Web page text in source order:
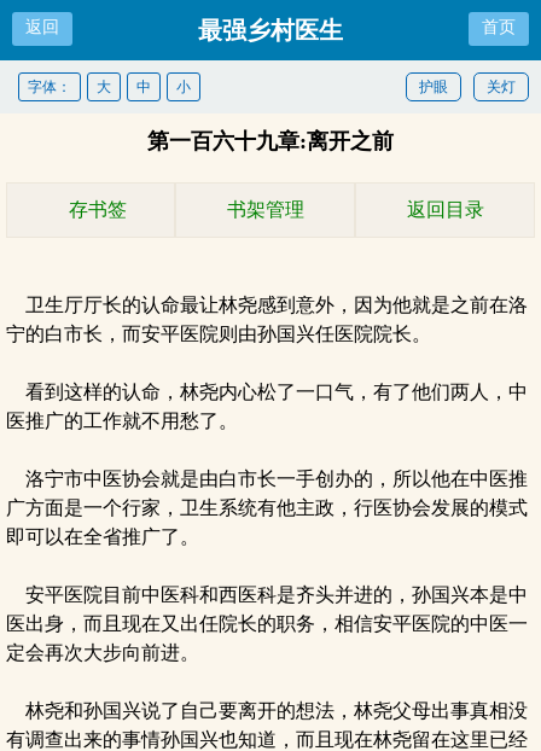
返回 最强乡村医生 首页
关灯
护眼
字体： 大 中 小
第一百六十九章:离开之前
存书签 书架管理 返回目录
卫生厅厅长的认命最让林尧感到意外，因为他就是之前在洛
宁的白市长，而安平医院则由孙国兴任医院院长。
看到这样的认命，林尧内心松了一口气，有了他们两人，中
医推广的工作就不用愁了。
洛宁市中医协会就是由白市长一手创办的，所以他在中医推
广方面是一个行家，卫生系统有他主政，行医协会发展的模式
即可以在全省推广了。
安平医院目前中医科和西医科是齐头并进的，孙国兴本是中
医出身，而且现在又出任院长的职务，相信安平医院的中医一
定会再次大步向前进。
林尧和孙国兴说了自己要离开的想法，林尧父母出事真相没
有调查出来的事情孙国兴也知道，而且现在林尧留在这里已经